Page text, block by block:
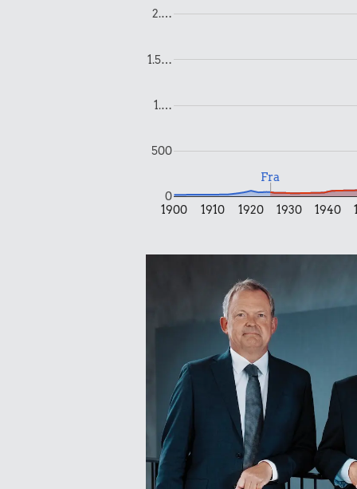
1,02 kr.
9,31 kr.
Lufthavnen
0,20 kr.
Banan
1,45 kr.
Kylling
1900 1910 1920 1930 1940
0
500
1.…
1.5…
2.…
Fra